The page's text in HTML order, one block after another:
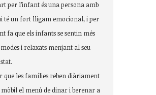
per l’infant és una persona amb
té un fort lligam emocional, i per
fa que els infants se sentin més
i relaxats menjant al seu
que les famílies reben diàriament
el menú de dinar i berenar a